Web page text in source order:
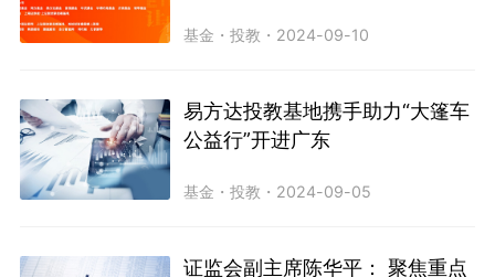
基金 ・投教 ・ 2024-09-10
易方达投教基地携手助力“大篷车
公益行”开进广东
基金 ・投教 ・ 2024-09-05
证监会副主席陈华平： 聚焦重点